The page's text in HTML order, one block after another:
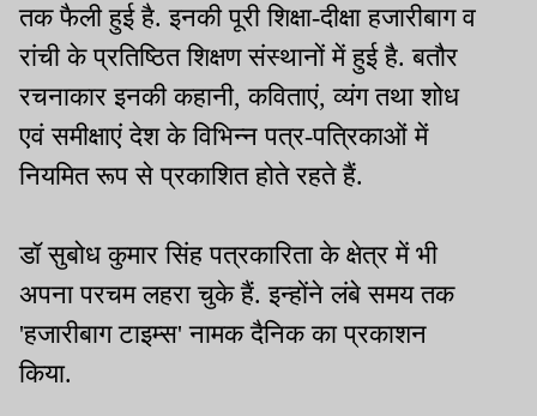
तक फैली हुई है. इनकी पूरी शिक्षा-दीक्षा हजारीबाग व
रांची के प्रतिष्ठित शिक्षण संस्थानों में हुई है. बतौर
रचनाकार इनकी कहानी, कविताएं, व्यंग तथा शोध
एवं समीक्षाएं देश के विभिन्न पत्र-पत्रिकाओं में
नियमित रूप से प्रकाशित होते रहते हैं.
डॉ सुबोध कुमार सिंह पत्रकारिता के क्षेत्र में भी
अपना परचम लहरा चुके हैं. इन्होंने लंबे समय तक
'हजारीबाग टाइम्स' नामक दैनिक का प्रकाशन
किया.